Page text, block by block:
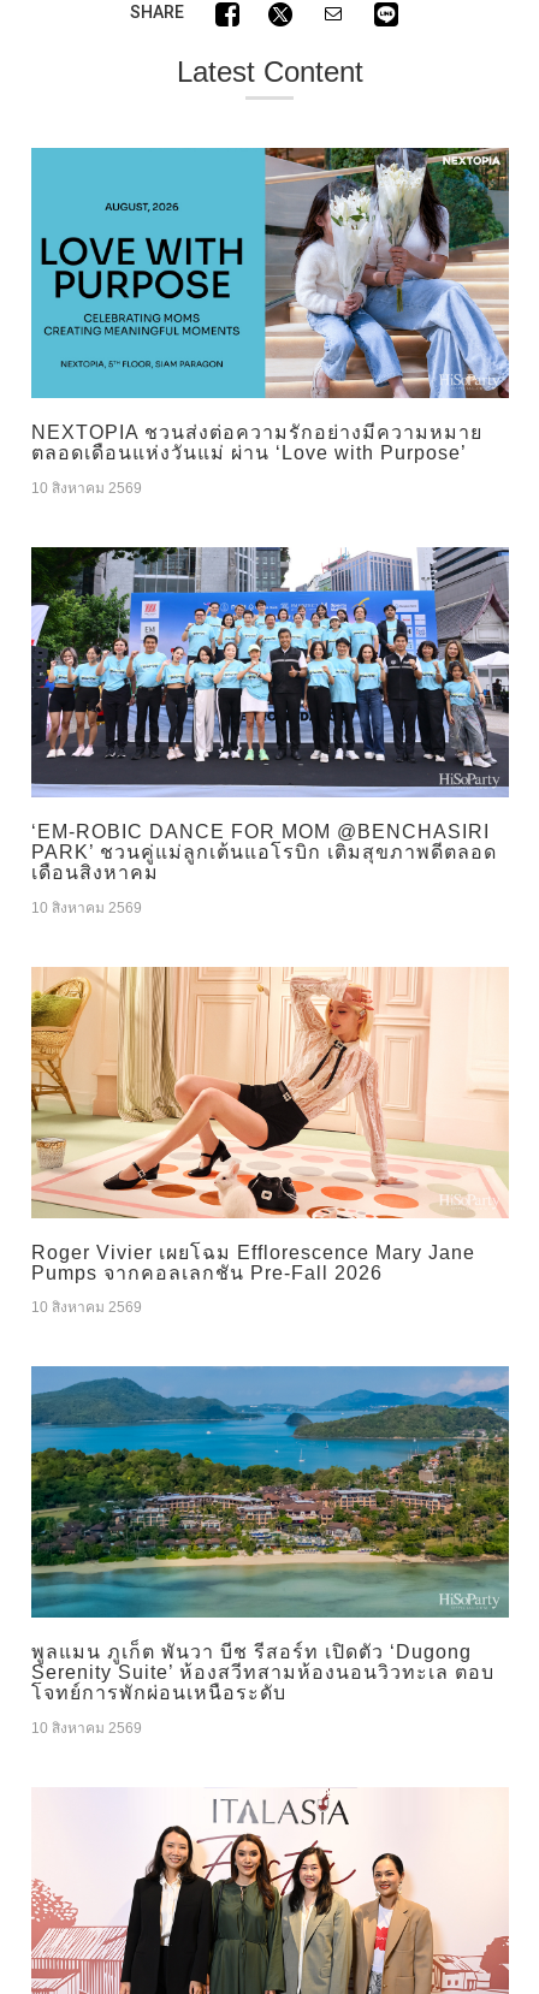
SHARE
Latest Content
NEXTOPIA ชวนส่งต่อความรักอย่างมีความหมาย
ตลอดเดือนแห่งวันแม่ ผ่าน ‘Love with Purpose’
10 สิงหาคม 2569
‘EM-ROBIC DANCE FOR MOM @BENCHASIRI
PARK’ ชวนคู่แม่ลูกเต้นแอโรบิก เติมสุขภาพดีตลอด
เดือนสิงหาคม
10 สิงหาคม 2569
Roger Vivier เผยโฉม Efflorescence Mary Jane
Pumps จากคอลเลกชัน Pre-Fall 2026
10 สิงหาคม 2569
พูลแมน ภูเก็ต พันวา บีช รีสอร์ท เปิดตัว ‘Dugong
Serenity Suite’ ห้องสวีทสามห้องนอนวิวทะเล ตอบ
โจทย์การพักผ่อนเหนือระดับ
10 สิงหาคม 2569